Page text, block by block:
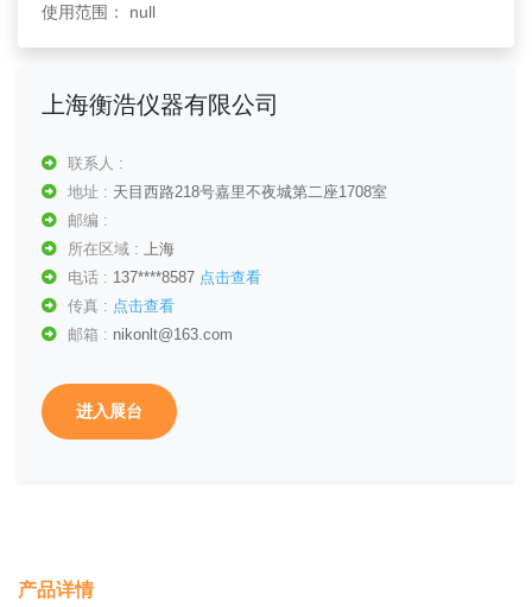
使用范围： null
上海衡浩仪器有限公司
联系人 :
地址 : 天目西路218号嘉里不夜城第二座1708室
邮编 :
所在区域 : 上海
电话 : 137****8587 点击查看
传真 : 点击查看
邮箱 : nikonlt@163.com
进入展台
产品详情